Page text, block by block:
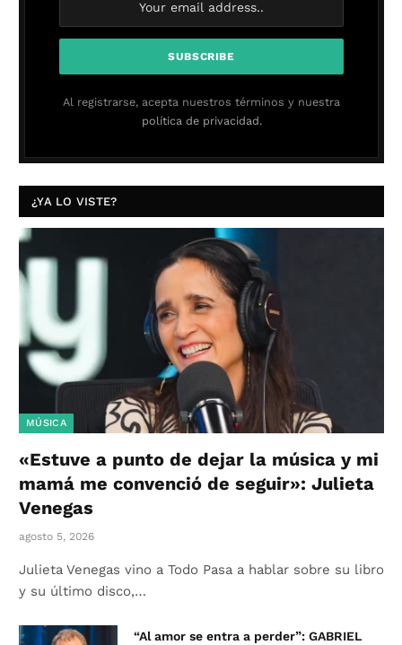
Al registrarse, acepta nuestros términos y nuestra
política de privacidad.
¿YA LO VISTE?
MÚSICA
«Estuve a punto de dejar la música y mi
mamá me convenció de seguir»: Julieta
Venegas
agosto 5, 2026
Julieta Venegas vino a Todo Pasa a hablar sobre su libro
y su último disco,…
“Al amor se entra a perder”: GABRIEL